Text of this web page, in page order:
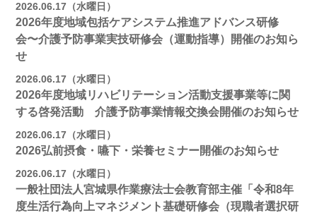
2026.06.17（水曜日）
2026年度地域包括ケアシステム推進アドバンス研修
会〜介護予防事業実技研修会（運動指導）開催のお知ら
せ
2026.06.17（水曜日）
2026年度地域リハビリテーション活動支援事業等に関
する啓発活動 介護予防事業情報交換会開催のお知らせ
2026.06.17（水曜日）
2026弘前摂食・嚥下・栄養セミナー開催のお知らせ
2026.06.17（水曜日）
一般社団法人宮城県作業療法士会教育部主催「令和8年
度生活行為向上マネジメント基礎研修会（現職者選択研